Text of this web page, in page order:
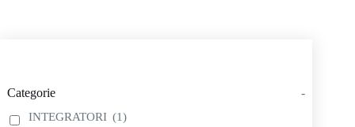
Categorie -
INTEGRATORI (1)